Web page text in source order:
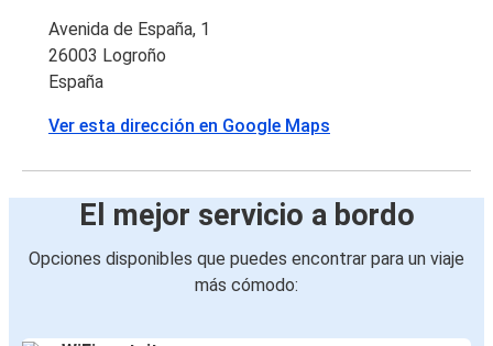
Avenida de España, 1
26003 Logroño
España
Ver esta dirección en Google Maps
El mejor servicio a bordo
Opciones disponibles que puedes encontrar para un viaje
más cómodo: